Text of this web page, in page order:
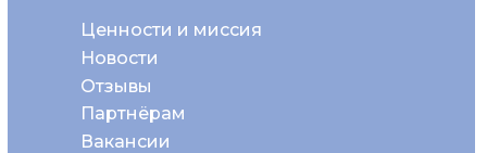
Ценности и миссия
Новости
Отзывы
Партнёрам
Вакансии